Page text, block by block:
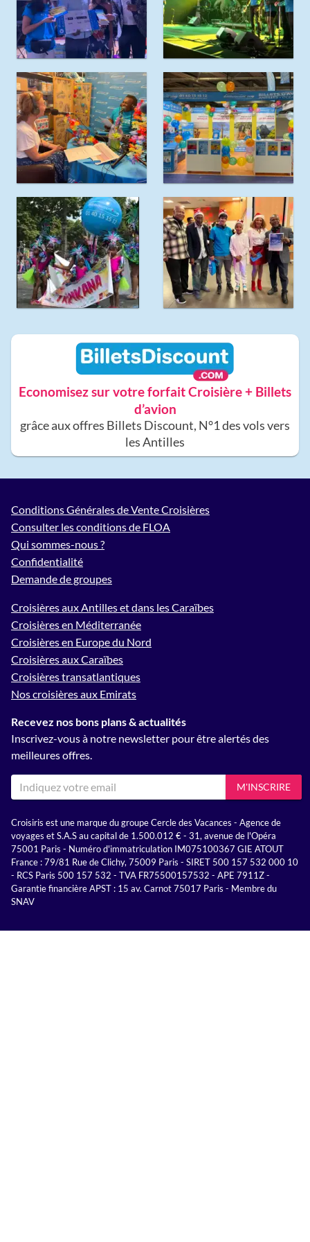
Economisez sur votre forfait Croisière + Billets
d’avion
grâce aux offres Billets Discount, N°1 des vols vers
les Antilles
Conditions Générales de Vente Croisières
Consulter les conditions de FLOA
Qui sommes-nous ?
Confidentialité
Demande de groupes
Croisières aux Antilles et dans les Caraïbes
Croisières en Méditerranée
Croisières en Europe du Nord
Croisières aux Caraïbes
Croisières transatlantiques
Nos croisières aux Emirats
Recevez nos bons plans & actualités
Inscrivez-vous à notre newsletter pour être alertés des
meilleures offres.
M'INSCRIRE
Croisiris est une marque du groupe Cercle des Vacances - Agence de
voyages et S.A.S au capital de 1.500.012 € - 31, avenue de l'Opéra
75001 Paris - Numéro d'immatriculation IM075100367 GIE ATOUT
France : 79/81 Rue de Clichy, 75009 Paris - SIRET 500 157 532 000 10
- RCS Paris 500 157 532 - TVA FR75500157532 - APE 7911Z -
Garantie financière APST : 15 av. Carnot 75017 Paris - Membre du
SNAV